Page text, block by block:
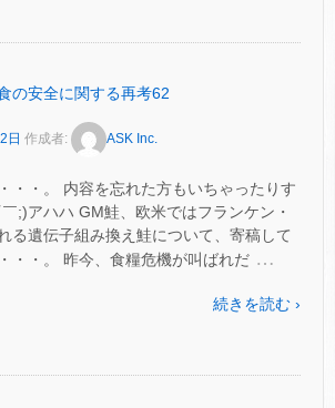
の安全に関する再考62
日 作成者: ASK Inc.
・・。 内容を忘れた方もいちゃったりす
;)アハハ GM鮭、欧米ではフランケン・
る遺伝子組み換え鮭について、寄稿して
・・。 昨今、食糧危機が叫ばれだ …
続きを読む ›